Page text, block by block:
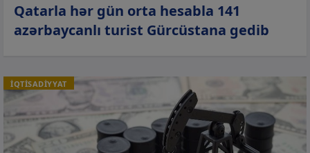
Qatarla hər gün orta hesabla 141
azərbaycanlı turist Gürcüstana gedib
İQTİSADİYYAT